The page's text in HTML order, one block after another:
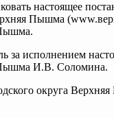
настоящее
Пышма
за исполнением
И.В. Соломина.
округа